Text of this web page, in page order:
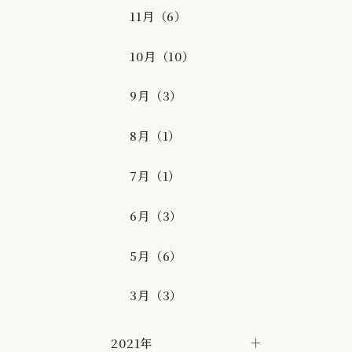
11月（6）
10月（10）
9月（3）
8月（1）
7月（1）
6月（3）
5月（6）
3月（3）
2021年